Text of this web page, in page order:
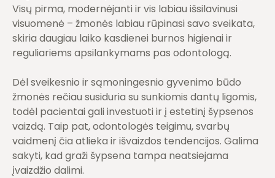
Visų pirma, modernėjanti ir vis labiau išsilavinusi
visuomenė – žmonės labiau rūpinasi savo sveikata,
skiria daugiau laiko kasdienei burnos higienai ir
reguliariems apsilankymams pas odontologą.
Dėl sveikesnio ir sąmoningesnio gyvenimo būdo
žmonės rečiau susiduria su sunkiomis dantų ligomis,
todėl pacientai gali investuoti ir į estetinį šypsenos
vaizdą. Taip pat, odontologės teigimu, svarbų
vaidmenį čia atlieka ir išvaizdos tendencijos. Galima
sakyti, kad graži šypsena tampa neatsiejama
įvaizdžio dalimi.